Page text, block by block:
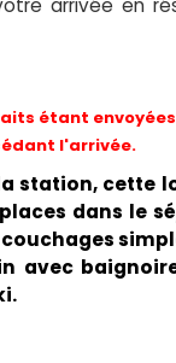
arrivée en
étant
l'arrivée.
station, cette
dans le
avec